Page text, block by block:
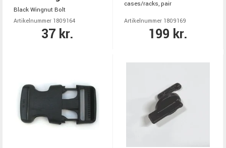
Black Wingnut Bolt
Artikelnummer 1809164
37 kr.
cases/racks, pair
Artikelnummer 1809169
199 kr.